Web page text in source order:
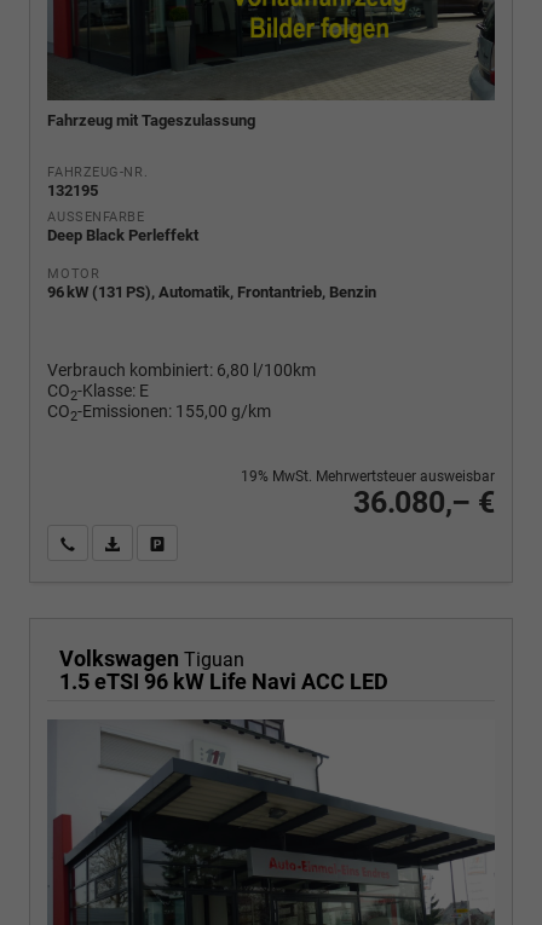
Fahrzeug mit Tageszulassung
FAHRZEUG-NR.
132195
AUSSENFARBE
Deep Black Perleffekt
MOTOR
96 kW (131 PS), Automatik, Frontantrieb, Benzin
Verbrauch kombiniert: 6,80 l/100km
CO2-Klasse: E
CO2-Emissionen: 155,00 g/km
36.080,– €
19% MwSt. Mehrwertsteuer ausweisbar
Wir rufen Sie anPDF-Fahrzeugexposé drucken
Volkswagen Tiguan
1.5 eTSI 96 kW Life Navi ACC LED